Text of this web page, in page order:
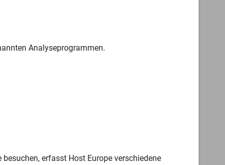
Analyseprogrammen.
erfasst Host Europe verschiedene